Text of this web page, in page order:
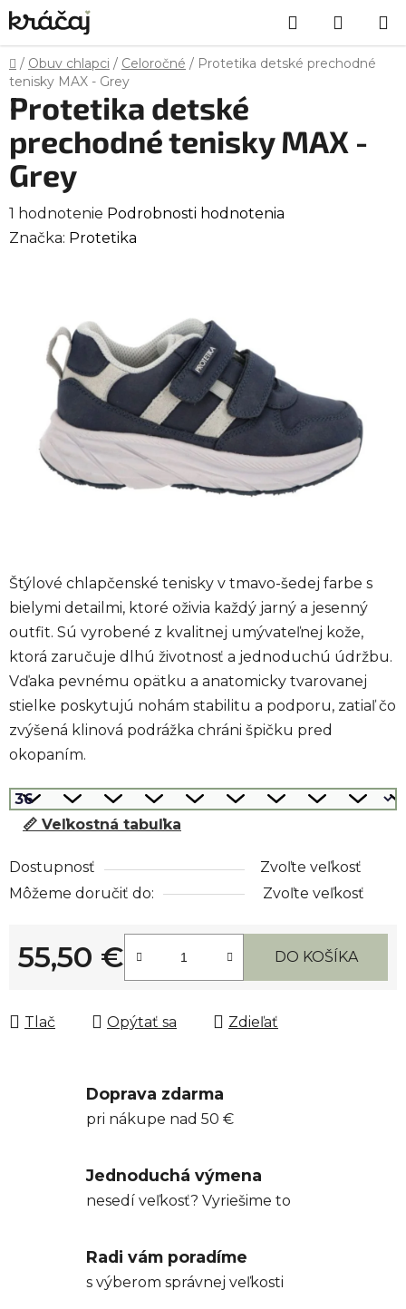
Prejsť
na
obsah
Hľadať
KOŠÍK
Domov
/ Obuv chlapci / Celoročné / Protetika detské prechodné
tenisky MAX - Grey
Štýlové chlapčenské tenisky v tmavo-šedej farbe s
bielymi detailmi, ktoré oživia každý jarný a jesenný
outfit. Sú vyrobené z kvalitnej umývateľnej kože,
ktorá zaručuje dlhú životnosť a jednoduchú údržbu.
Vďaka pevnému opätku a anatomicky tvarovanej
stielke poskytujú nohám stabilitu a podporu, zatiaľ čo
zvýšená klinová podrážka chráni špičku pred
okopaním.
📏 Veľkostná tabuľka
Dostupnosť
Zvoľte veľkosť
Môžeme doručiť do:
Zvoľte veľkosť
55,50 €
Jednotková cena:
DO KOŠÍKA
Tlač Opýtať sa Zdieľať
Protetika detské
prechodné tenisky MAX -
Grey
Priemerné
hodnotenie
hviezdičiek.
1 hodnotenie Podrobnosti hodnotenia
Značka: Protetika
Doprava zdarma
pri nákupe nad 50 €
Jednoduchá výmena
nesedí veľkosť? Vyriešime to
Radi vám poradíme
s výberom správnej veľkosti